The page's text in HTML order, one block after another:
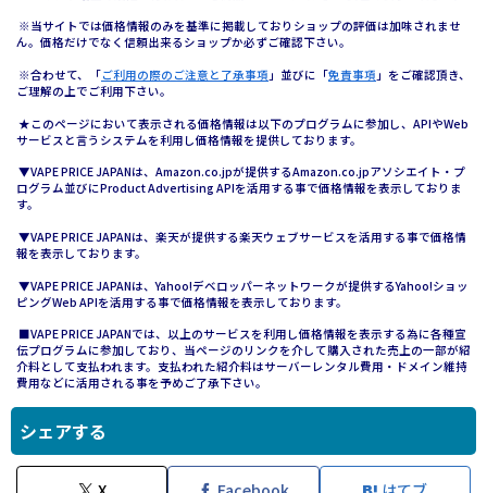
※当サイトでは価格情報のみを基準に掲載しておりショップの評価は加味されませ
ん。価格だけでなく信頼出来るショップか必ずご確認下さい。
※合わせて、「ご利用の際のご注意と了承事項 」並びに「免責事項 」をご確認頂き、
ご理解の上でご利用下さい。
★このページにおいて表示される価格情報は以下のプログラムに参加し、APIやWeb
サービスと言うシステムを利用し価格情報を提供しております。
▼VAPE PRICE JAPANは、Amazon.co.jpが提供するAmazon.co.jpアソシエイト・プ
ログラム並びにProduct Advertising APIを活用する事で価格情報を表示しておりま
す。
▼VAPE PRICE JAPANは、楽天が提供する楽天ウェブサービスを活用する事で価格情
報を表示しております。
▼VAPE PRICE JAPANは、Yahoo!デベロッパーネットワークが提供するYahoo!ショッ
ピングWeb APIを活用する事で価格情報を表示しております。
■VAPE PRICE JAPANでは、以上のサービスを利用し価格情報を表示する為に各種宣
伝プログラムに参加しており、当ページのリンクを介して購入された売上の一部が紹
介料として支払われます。支払われた紹介料はサーバーレンタル費用・ドメイン維持
費用などに活用される事を予めご了承下さい。
シェアする